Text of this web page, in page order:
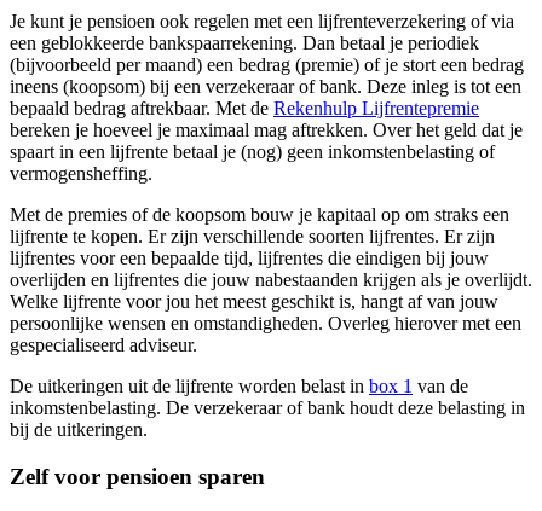
Je kunt je pensioen ook regelen met een lijfrenteverzekering of via
een geblokkeerde bankspaarrekening. Dan betaal je periodiek
(bijvoorbeeld per maand) een bedrag (premie) of je stort een bedrag
ineens (koopsom) bij een verzekeraar of bank. Deze inleg is tot een
bepaald bedrag aftrekbaar. Met de Rekenhulp Lijfrentepremie
bereken je hoeveel je maximaal mag aftrekken. Over het geld dat je
spaart in een lijfrente betaal je (nog) geen inkomstenbelasting of
vermogensheffing.
Met de premies of de koopsom bouw je kapitaal op om straks een
lijfrente te kopen. Er zijn verschillende soorten lijfrentes. Er zijn
lijfrentes voor een bepaalde tijd, lijfrentes die eindigen bij jouw
overlijden en lijfrentes die jouw nabestaanden krijgen als je overlijdt.
Welke lijfrente voor jou het meest geschikt is, hangt af van jouw
persoonlijke wensen en omstandigheden. Overleg hierover met een
gespecialiseerd adviseur.
De uitkeringen uit de lijfrente worden belast in box 1 van de
inkomstenbelasting. De verzekeraar of bank houdt deze belasting in
bij de uitkeringen.
Zelf voor pensioen sparen